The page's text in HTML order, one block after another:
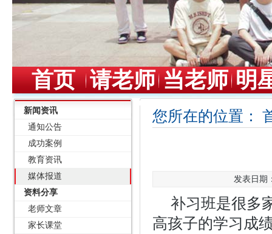
首页 请老师 当老师 明
新闻资讯
通知公告
成功案例
教育资讯
媒体报道
资料分享
老师文章
家长课堂
您所在的位置：
发表日期
补习班是很多
高孩子的学习成